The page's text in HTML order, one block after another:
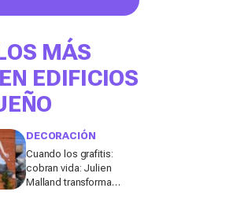
MÁS
EDIFICIOS
DECORACIÓN
Cuando los grafitis:
cobran vida: Julien
Malland transforma